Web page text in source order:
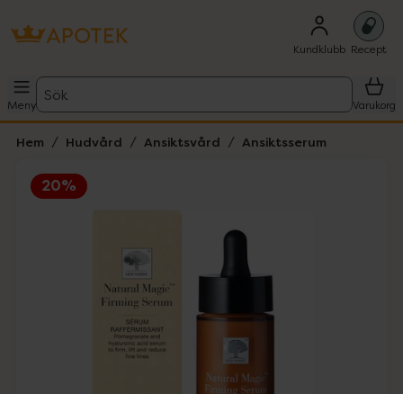
Kundklubb Recept
Meny
Sök
Varukorg
Hem Hudvård Ansiktsvård Ansiktsserum
20%
Lista: . Innehåller 1 objekt.